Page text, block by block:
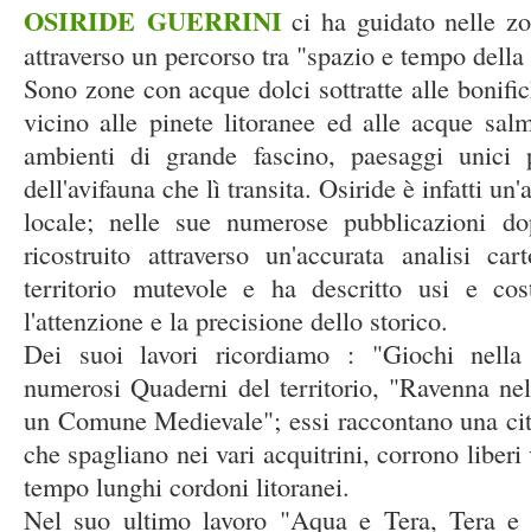
OSIRIDE GUERRINIci ha guidato nelle
attraverso un percorso tra "spazio e tempo
Sono zone con acque dolci sottratte alle
vicino alle pinete litoranee ed alle acque
ambienti di grande fascino, paesaggi
dell'avifauna che lì transita. Osiride è infatti
locale; nelle sue numerose pubblicazioni
ricostruito attraverso un'accurata analisi
territorio mutevole e ha descritto usi e
l'attenzione e la precisione dello storico.
Dei suoi lavori ricordiamo : "Giochi
numerosi Quaderni del territorio, "Ravenna
un Comune Medievale"; essi raccontano una
che spagliano nei vari acquitrini, corrono
tempo lunghi cordoni litoranei.
Nel suo ultimo lavoro "Aqua e Tera, Tera